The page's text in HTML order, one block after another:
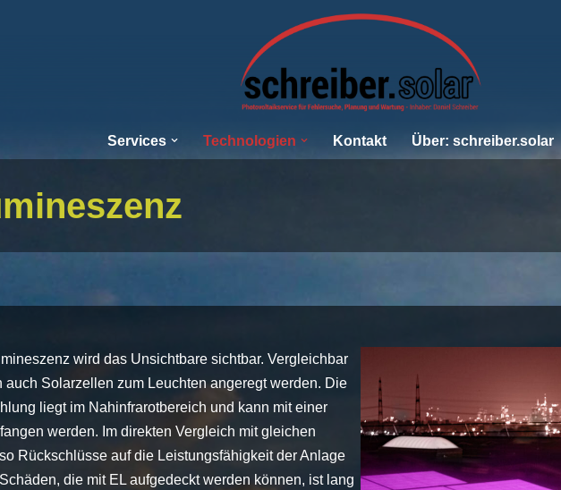
Services Technologien Kontakt Über: schreiber.solar
wird das Unsichtbare sichtbar. Vergleichbar
auch Solarzellen zum Leuchten angeregt werden. Die
liegt im Nahinfrarotbereich und kann mit einer
werden. Im direkten Vergleich mit gleichen
Rückschlüsse auf die Leistungsfähigkeit der Anlage
die mit EL aufgedeckt werden können, ist lang